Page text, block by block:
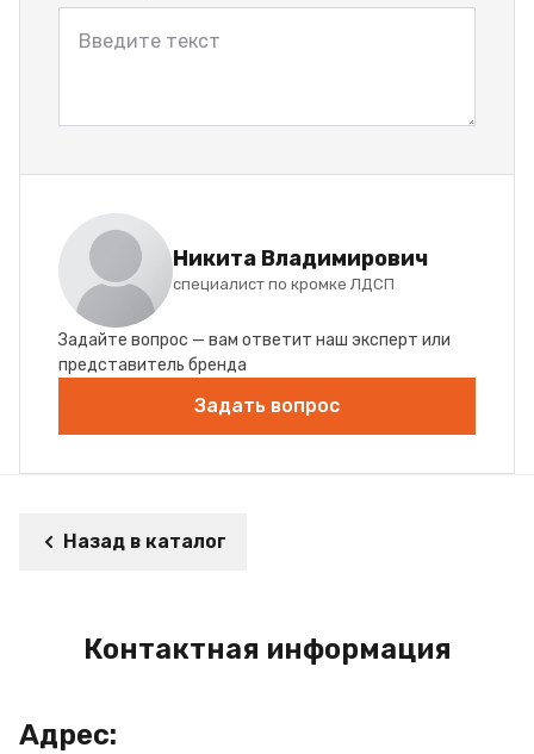
Никита Владимирович
специалист по кромке ЛДСП
Задайте вопрос — вам ответит наш эксперт или
представитель бренда
Задать вопрос
Назад в каталог
Контактная информация
Адрес: